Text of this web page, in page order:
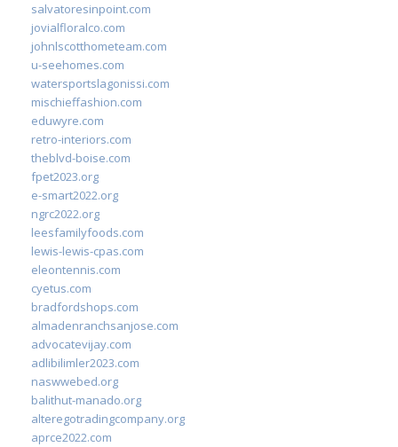
salvatoresinpoint.com
jovialfloralco.com
johnlscotthometeam.com
u-seehomes.com
watersportslagonissi.com
mischieffashion.com
eduwyre.com
retro-interiors.com
theblvd-boise.com
fpet2023.org
e-smart2022.org
ngrc2022.org
leesfamilyfoods.com
lewis-lewis-cpas.com
eleontennis.com
cyetus.com
bradfordshops.com
almadenranchsanjose.com
advocatevijay.com
adlibilimler2023.com
naswwebed.org
balithut-manado.org
alteregotradingcompany.org
aprce2022.com